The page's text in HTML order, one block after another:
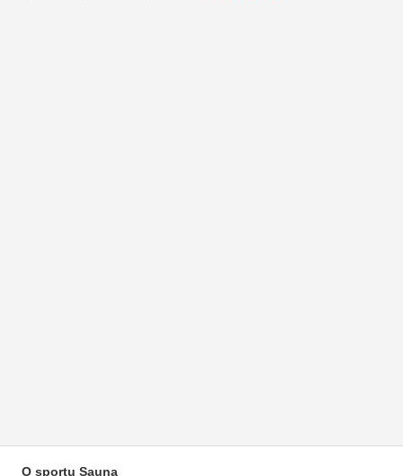
O sportu Sauna